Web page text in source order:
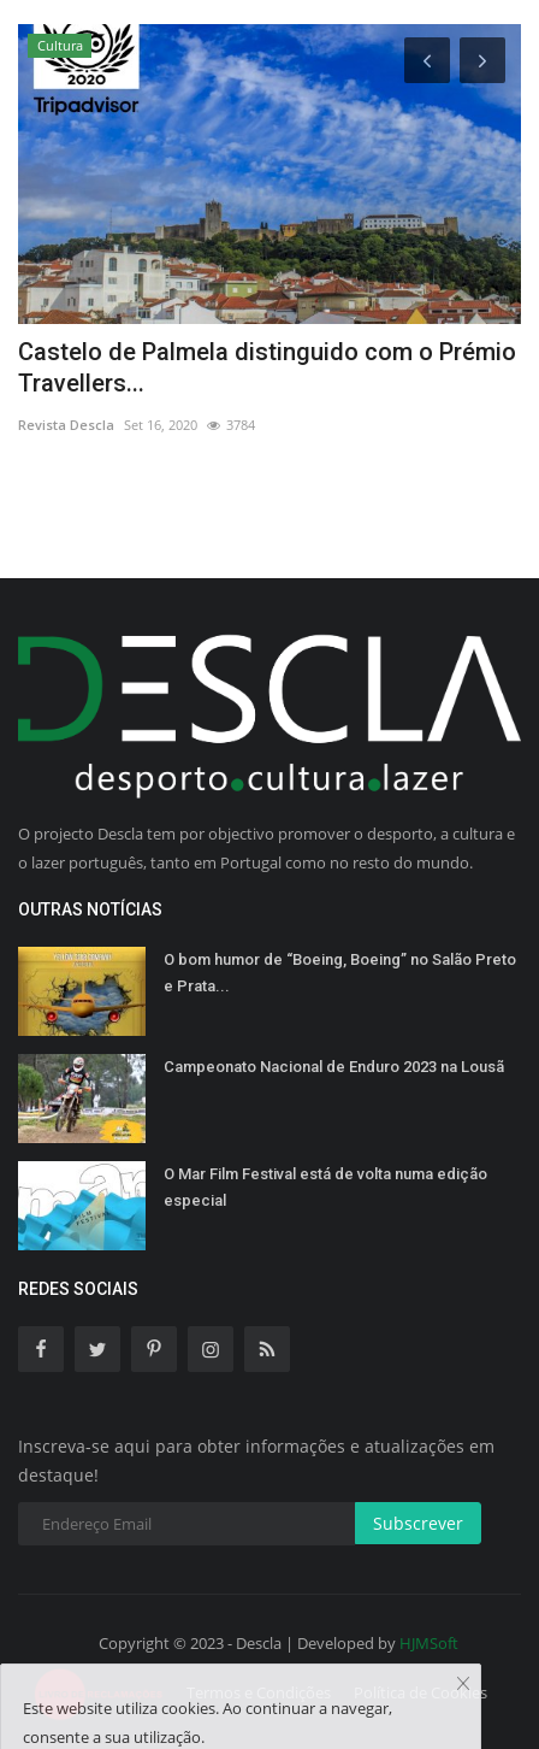
Cultura
Castelo de Palmela distinguido com o Prémio
Travellers...
Revista Descla Set 16, 2020 3784
O projecto Descla tem por objectivo promover o desporto, a cultura e
o lazer português, tanto em Portugal como no resto do mundo.
OUTRAS NOTÍCIAS
O bom humor de “Boeing, Boeing” no Salão Preto
e Prata...
Campeonato Nacional de Enduro 2023 na Lousã
O Mar Film Festival está de volta numa edição
especial
REDES SOCIAIS
Inscreva-se aqui para obter informações e atualizações em
destaque!
Subscrever
Copyright © 2023 - Descla | Developed by HJMSoft
Política de Cookies
Este website utiliza cookies. Ao continuar a navegar,
consente a sua utilização.